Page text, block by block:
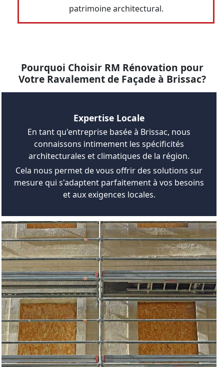
patrimoine architectural.
Pourquoi Choisir RM Rénovation pour
Votre Ravalement de Façade à Brissac?
Expertise Locale
En tant qu'entreprise basée à Brissac, nous
connaissons intimement les spécificités
architecturales et climatiques de la région.
Cela nous permet de vous offrir des solutions sur
mesure qui s'adaptent parfaitement à vos besoins
et aux exigences locales.
DEVIS GRATUIT